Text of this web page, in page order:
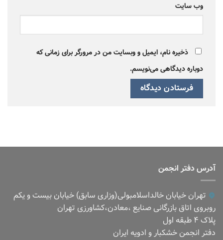
وب‌ سایت
ذخیره نام، ایمیل و وبسایت من در مرورگر برای زمانی که
دوباره دیدگاهی می‌نویسم.
آدرس دفتر انجمن
تهران خیابان خالداسلامبولی(وزاری سابق) خیابان بیست و یکم
روبروی اتاق بازرگانی صنایع ،معادن،کشاورزی تهران
پلاک ۴ طبقه اول
دفتر انجمن خشکبار و ادویه ایران